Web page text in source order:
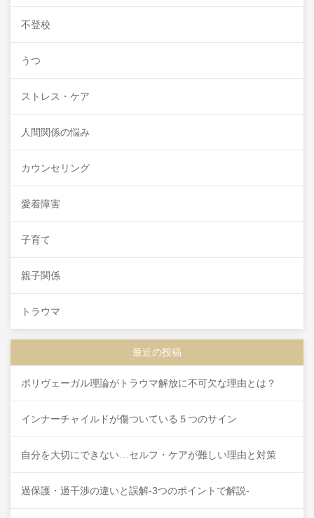
不登校
うつ
ストレス・ケア
人間関係の悩み
カウンセリング
愛着障害
子育て
親子関係
トラウマ
最近の投稿
ポリヴェーガル理論がトラウマ解放に不可欠な理由とは？
インナーチャイルドが傷ついている５つのサイン
自分を大切にできない…セルフ・ケアが難しい理由と対策
過保護・過干渉の違いと誤解-3つのポイントで解説-